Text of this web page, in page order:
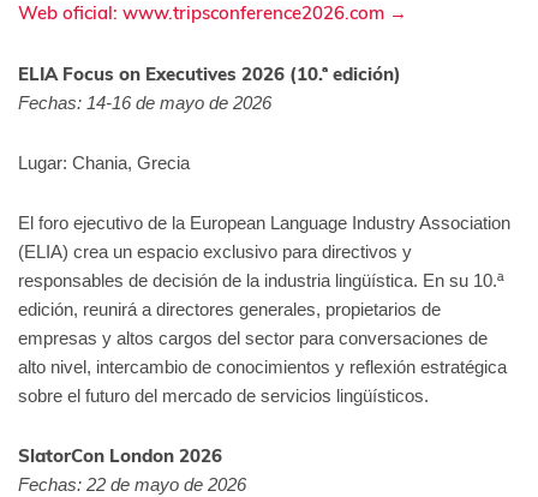
Web oficial: www.tripsconference2026.com →
ELIA Focus on Executives 2026 (10.ª edición)
Fechas: 14-16 de mayo de 2026
Lugar: Chania, Grecia
El foro ejecutivo de la European Language Industry Association
(ELIA) crea un espacio exclusivo para directivos y
responsables de decisión de la industria lingüística. En su 10.ª
edición, reunirá a directores generales, propietarios de
empresas y altos cargos del sector para conversaciones de
alto nivel, intercambio de conocimientos y reflexión estratégica
sobre el futuro del mercado de servicios lingüísticos.
SlatorCon London 2026
Fechas: 22 de mayo de 2026